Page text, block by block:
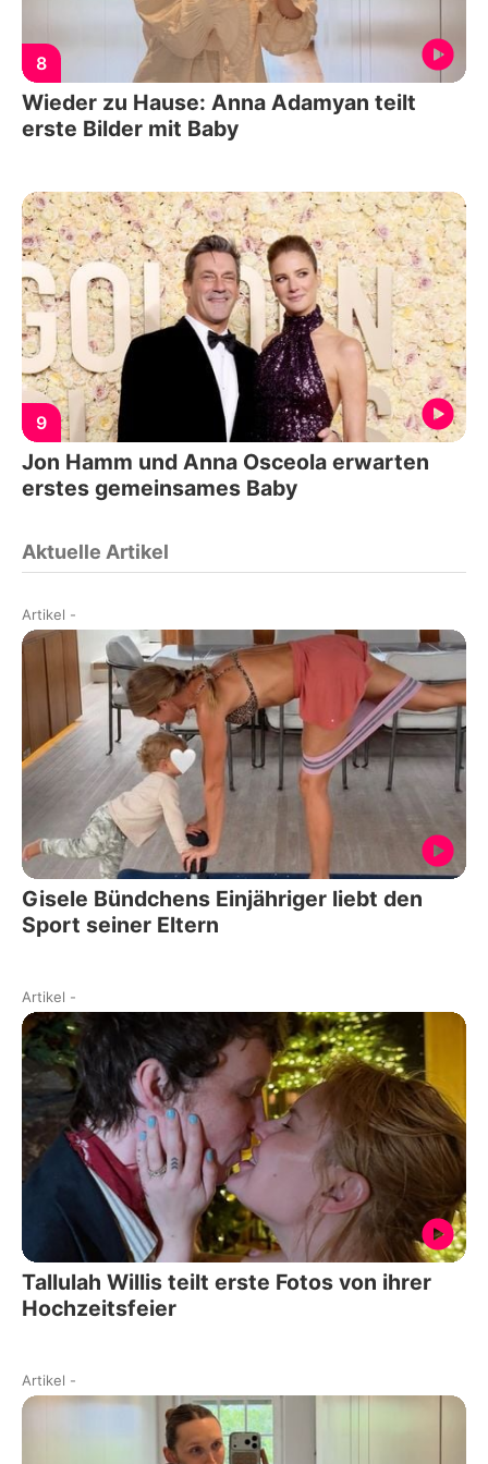
8
Wieder zu Hause: Anna Adamyan teilt
erste Bilder mit Baby
9
Jon Hamm und Anna Osceola erwarten
erstes gemeinsames Baby
Aktuelle Artikel
Artikel -
Gisele Bündchens Einjähriger liebt den
Sport seiner Eltern
Artikel -
Tallulah Willis teilt erste Fotos von ihrer
Hochzeitsfeier
Artikel -